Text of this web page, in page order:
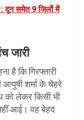
समेत 9 जिलों में
जारी
है कि गिरफ्तारी
आयुषी शर्मा के चेहरे
को लेकर किसी भी
आई। वह बेहद